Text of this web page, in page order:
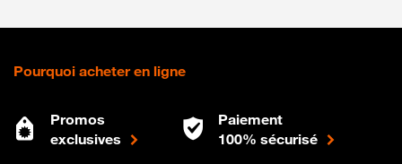
Pourquoi acheter en ligne
Promos
exclusives
Paiement
100% sécurisé